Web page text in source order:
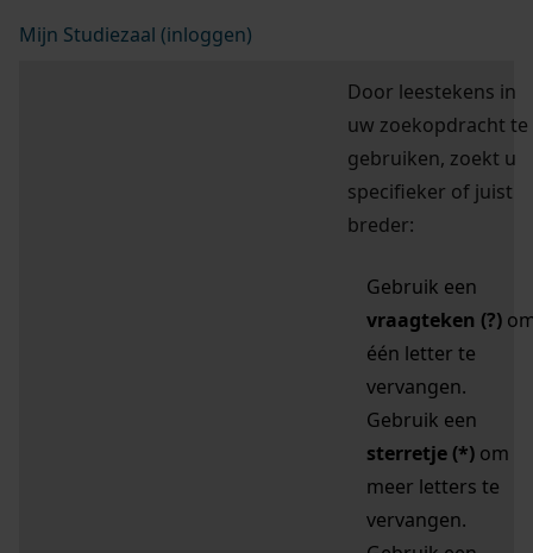
Mijn Studiezaal (inloggen)
Door leestekens in
uw zoekopdracht te
gebruiken, zoekt u
specifieker of juist
breder:
Gebruik een
vraagteken (?)
één letter te
vervangen.
Gebruik een
sterretje (*) om
meer letters te
vervangen.